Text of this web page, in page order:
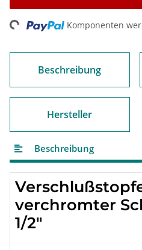
Komponenten
Beschreibung
Hersteller
Beschreibung
verchromter
1/2"